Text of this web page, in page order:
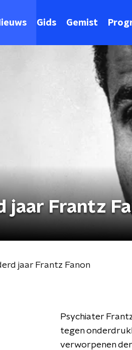
Gids Gemist
jaar Frantz
jaar Frantz Fanon
Psychiater
tegen
verworpenen